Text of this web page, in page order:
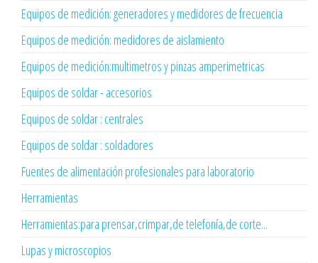
Equipos de medición: generadores y medidores de frecuencia
Equipos de medición: medidores de aislamiento
Equipos de medición:multimetros y pinzas amperimetricas
Equipos de soldar - accesorios
Equipos de soldar : centrales
Equipos de soldar : soldadores
Fuentes de alimentación profesionales para laboratorio
Herramientas
Herramientas:para prensar,crimpar,de telefonía,de corte...
Lupas y microscopios